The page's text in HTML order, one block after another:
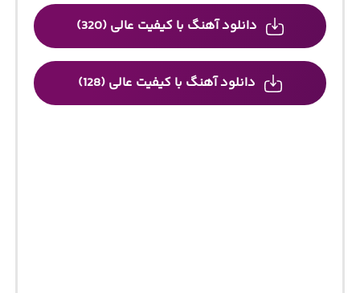
دانلود آهنگ با کیفیت عالی (320)
دانلود آهنگ با کیفیت عالی (128)